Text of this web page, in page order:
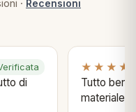
· Recensioni
di
Tutto bene
materiale .